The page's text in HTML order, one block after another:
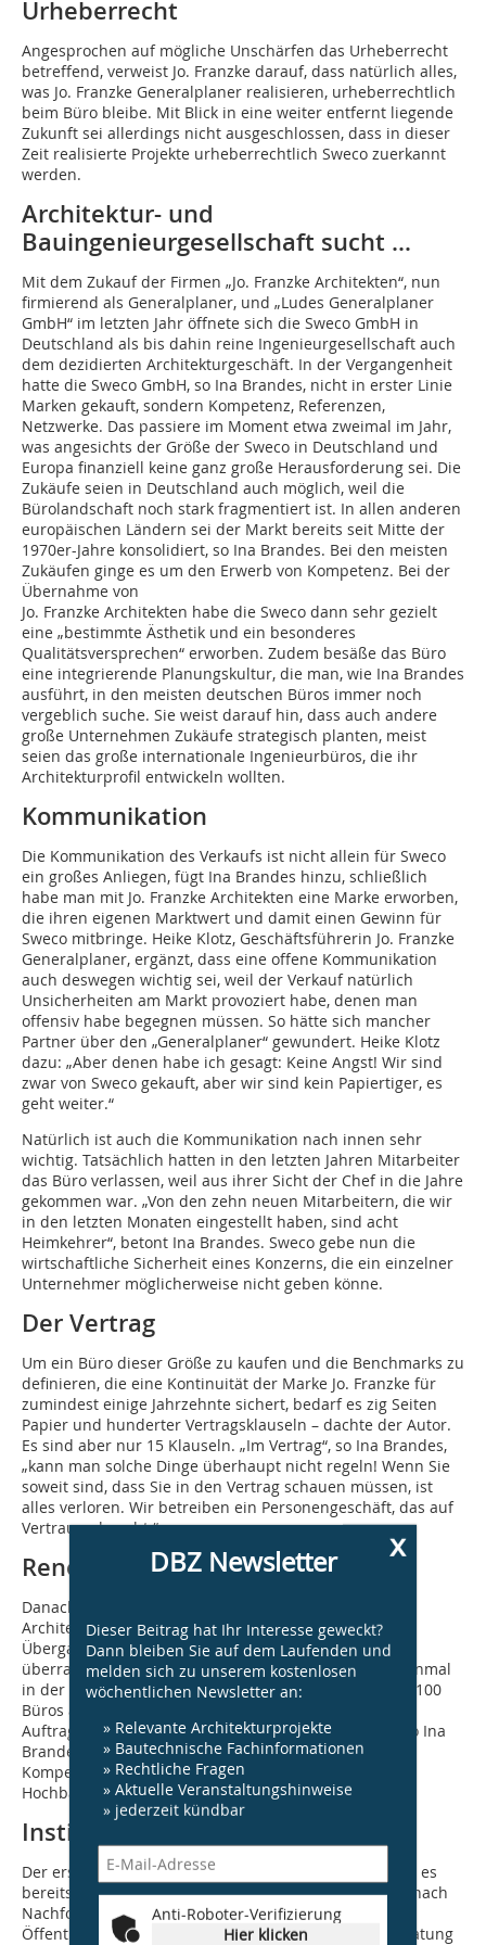
Urheberrecht
Angesprochen auf mögliche Unschärfen das Urheberrecht
betreffend, verweist Jo. Franzke darauf, dass natürlich alles,
was Jo. Franzke Generalplaner realisieren, urheberrechtlich
beim Büro bleibe. Mit Blick in eine weiter entfernt liegende
Zukunft sei allerdings nicht ausgeschlossen, dass in dieser
Zeit realisierte Projekte urheberrechtlich Sweco zuerkannt
werden.
Architektur- und
Bauingenieurgesellschaft sucht …
Mit dem Zukauf der Firmen „Jo. Franzke Architekten“, nun
firmierend als Generalplaner, und „Ludes Generalplaner
GmbH“ im letzten Jahr öffnete sich die Sweco GmbH in
Deutschland als bis dahin reine Ingenieurgesellschaft auch
dem dezidierten Architekturgeschäft. In der Vergangenheit
hatte die Sweco GmbH, so Ina Brandes, nicht in erster Linie
Marken gekauft, sondern Kompetenz, Referenzen,
Netzwerke. Das passiere im Moment etwa zweimal im Jahr,
was angesichts der Größe der Sweco in Deutschland und
Europa finanziell keine ganz große Herausforderung sei. Die
Zukäufe seien in Deutschland auch möglich, weil die
Bürolandschaft noch stark fragmentiert ist. In allen anderen
europäischen Ländern sei der Markt bereits seit Mitte der
1970er-Jahre konsolidiert, so Ina Brandes. Bei den meisten
Zukäufen ginge es um den Erwerb von Kompetenz. Bei der
Übernahme von
Jo. Franzke Architekten habe die Sweco dann sehr gezielt
eine „bestimmte Ästhetik und ein besonderes
Qualitätsversprechen“ erworben. Zudem besäße das Büro
eine integrierende Planungskultur, die man, wie Ina Brandes
ausführt, in den meisten deutschen Büros immer noch
vergeblich suche. Sie weist darauf hin, dass auch andere
große Unternehmen Zukäufe strategisch planten, meist
seien das große internationale Ingenieurbüros, die ihr
Architekturprofil entwickeln wollten.
Kommunikation
Die Kommunikation des Verkaufs ist nicht allein für Sweco
ein großes Anliegen, fügt Ina Brandes hinzu, schließlich
habe man mit Jo. Franzke Architekten eine Marke erworben,
die ihren eigenen Marktwert und damit einen Gewinn für
Sweco mitbringe. Heike Klotz, Geschäftsführerin Jo. Franzke
Generalplaner, ergänzt, dass eine offene Kommunikation
auch deswegen wichtig sei, weil der Verkauf natürlich
Unsicherheiten am Markt provoziert habe, denen man
offensiv habe begegnen müssen. So hätte sich mancher
Partner über den „Generalplaner“ gewundert. Heike Klotz
dazu: „Aber denen habe ich gesagt: Keine Angst! Wir sind
zwar von Sweco gekauft, aber wir sind kein Papiertiger, es
geht weiter.“
Natürlich ist auch die Kommunikation nach innen sehr
wichtig. Tatsächlich hatten in den letzten Jahren Mitarbeiter
das Büro verlassen, weil aus ihrer Sicht der Chef in die Jahre
gekommen war. „Von den zehn neuen Mitarbeitern, die wir
in den letzten Monaten eingestellt haben, sind acht
Heimkehrer“, betont Ina Brandes. Sweco gebe nun die
wirtschaftliche Sicherheit eines Konzerns, die ein einzelner
Unternehmer möglicherweise nicht geben könne.
Der Vertrag
Um ein Büro dieser Größe zu kaufen und die Benchmarks zu
definieren, die eine Kontinuität der Marke Jo. Franzke für
zumindest einige Jahrzehnte sichert, bedarf es zig Seiten
Papier und hunderter Vertragsklauseln – dachte der Autor.
Es sind aber nur 15 Klauseln. „Im Vertrag“, so Ina Brandes,
„kann man solche Dinge überhaupt nicht regeln! Wenn Sie
soweit sind, dass Sie in den Vertrag schauen müssen, ist
alles verloren. Wir betreiben ein Personengeschäft, das auf
Vertrauen beruht.“
Renommierte Büros klopfen an
Danach gefragt, ob denn auch renommierte
Architekturbüros bei Sweco anklopfen, um mögliche
Übergaben zu besprechen, antwortet Ina Brandes
überraschend, dass das nicht selten vorkomme, „so einmal
in der Woche ungefähr“. Pro Jahr werden Sweco rund 100
Büros angeboten, etablierte Büros mit gutem
Auftragsbestand. Hier sei Sweco interessiert, aber – so Ina
Brandes – nicht vordringlich an Marken, sondern an
Kompetenz auf zukunftsträchtigen Arbeitsfeldern im
Hochbau.
Institutionelles Handeln
Der erste Text aus dieser Reihe (DBZ 07|2017) deutete es
bereits an: Die Kammern unterstützen bei der Suche nach
Nachfolgern. Aktuell, so Christof Bodenbach,
Öffentlichkeitsarbeit AKH, bringt die Managementberatung
x
DBZ Newsletter
Dieser Beitrag hat Ihr Interesse geweckt?
Dann bleiben Sie auf dem Laufenden und
melden sich zu unserem kostenlosen
wöchentlichen Newsletter an:
» Relevante Architekturprojekte
» Bautechnische Fachinformationen
» Rechtliche Fragen
» Aktuelle Veranstaltungshinweise
» jederzeit kündbar
Anti-Roboter-Verifizierung
Hier klicken